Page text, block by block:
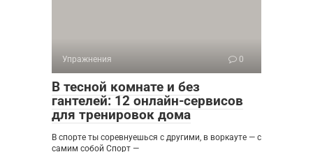
Упражнения 0
В тесной комнате и без
гантелей: 12 онлайн-сервисов
для тренировок дома
В спорте ты соревнуешься с другими, в воркауте — с
самим собой Спорт —